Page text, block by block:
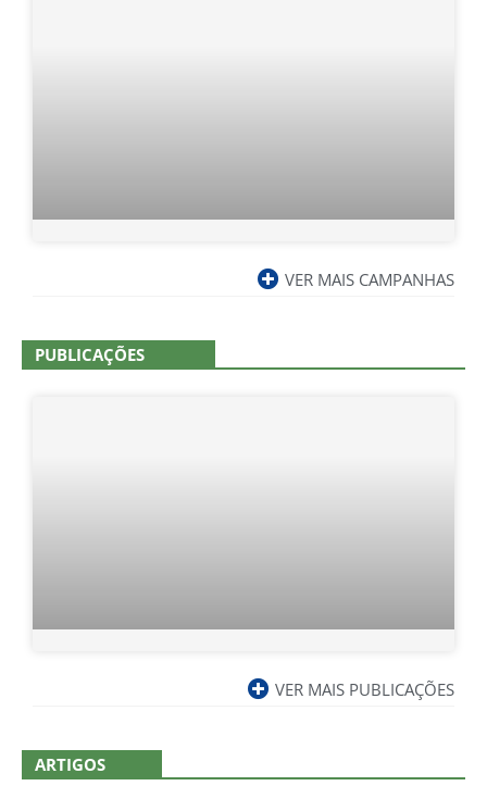
VER MAIS CAMPANHAS
PUBLICAÇÕES
VER MAIS PUBLICAÇÕES
ARTIGOS